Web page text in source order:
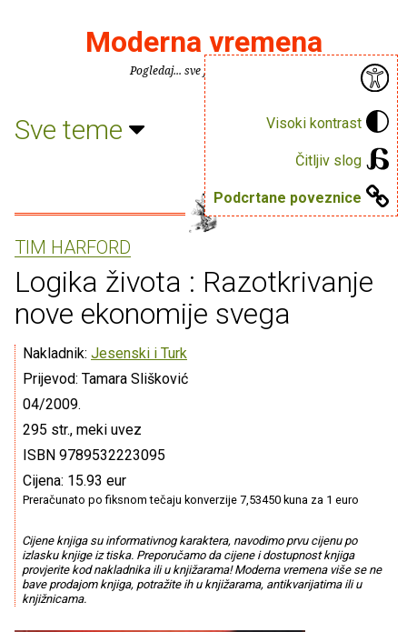
Visoki kontrast
Čitljiv slog
Podcrtane poveznice
Moderna vremena
Pogledaj... sve je puno knjiga.
Sve teme
TIM HARFORD
Logika života : Razotkrivanje
nove ekonomije svega
Nakladnik: Jesenski i Turk
Prijevod: Tamara Slišković
04/2009.
295 str., meki uvez
ISBN 9789532223095
Cijena: 15.93 eur
Preračunato po fiksnom tečaju konverzije 7,53450 kuna za 1 euro
Cijene knjiga su informativnog karaktera, navodimo prvu cijenu po
izlasku knjige iz tiska. Preporučamo da cijene i dostupnost knjiga
provjerite kod nakladnika ili u knjižarama! Moderna vremena više se ne
bave prodajom knjiga, potražite ih u knjižarama, antikvarijatima ili u
knjižnicama.